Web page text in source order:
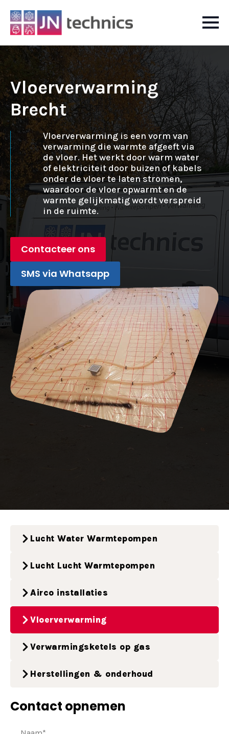
Vloerverwarming
Brecht
Vloerverwarming is een vorm van
verwarming die warmte afgeeft via
de vloer. Het werkt door warm water
of elektriciteit door buizen of kabels
onder de vloer te laten stromen,
waardoor de vloer opwarmt en de
warmte gelijkmatig wordt verspreid
in de ruimte.
Contacteer ons
SMS via Whatsapp
Lucht Water Warmtepompen
Lucht Lucht Warmtepompen
Airco installaties
Vloerverwarming
Verwarmingsketels op gas
Herstellingen & onderhoud
Contact opnemen